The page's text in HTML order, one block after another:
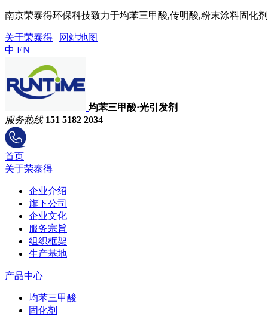
南京荣泰得环保科技致力于均苯三甲酸,传明酸,粉末涂料固化
关于荣泰得 | 网站地图
中 EN
均苯三甲酸·光引发剂
服务热线 151 5182 2034
首页
关于荣泰得
企业介绍
旗下公司
企业文化
服务宗旨
组织框架
生产基地
产品中心
均苯三甲酸
固化剂